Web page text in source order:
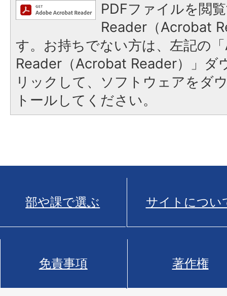
PDFファイルを閲
Reader（Acrobat
す。お持ちでない方は、左記の
Reader（Acrobat Reader）」ダ
リックして、ソフトウェアをダ
トールしてください。
部や課で選ぶ サイトについ
免責事項 著作権